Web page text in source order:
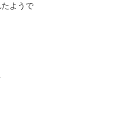
ようで